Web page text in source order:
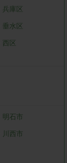
兵庫区
垂水区
西区
明石市
川西市